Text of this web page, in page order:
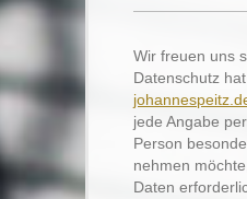
Wir freuen uns
Datenschutz
jede Angabe
Person
nehmen
Daten